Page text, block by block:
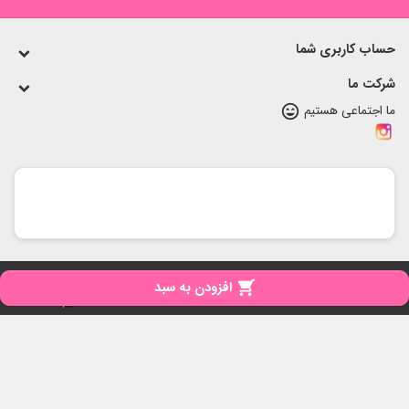
 افزودن به سبد
حساب کاربری شما
شرکت ما
ما اجتماعی هستیم sentiment_very_satisfied
تمامی حقوق برای مای نی نی محفوظ است